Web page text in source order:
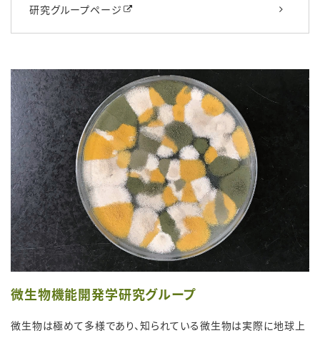
研究グループページ
微生物機能開発学研究グループ
微生物は極めて多様であり、知られている微生物は実際に地球上